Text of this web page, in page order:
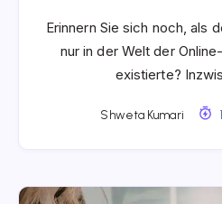
Erinnern Sie sich noch, als
nur in der Welt der
existierte?
Shweta Kumari